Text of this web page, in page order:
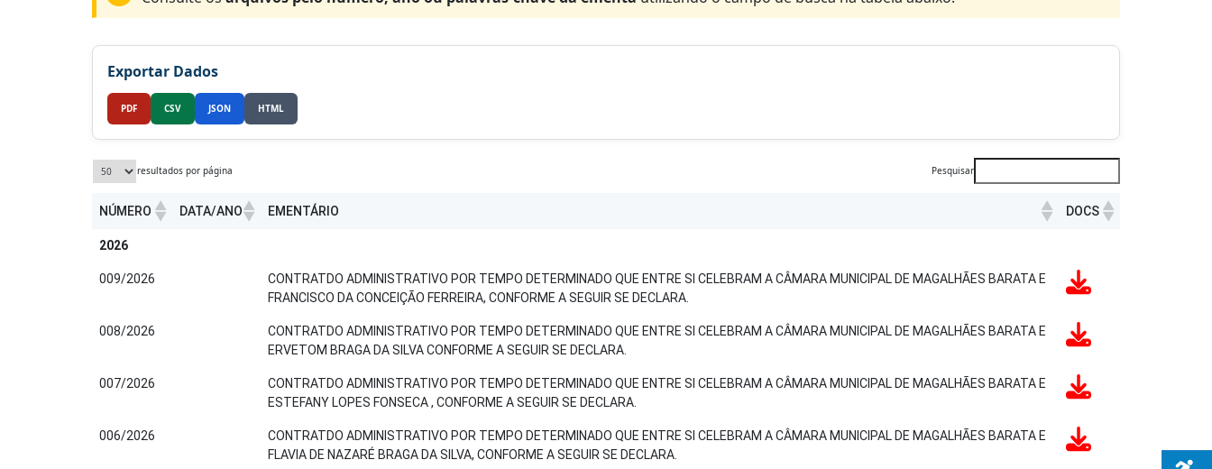
Exportar Dados
PDF CSV JSON HTML
resultados por página Pesquisar
NÚMERO DATA/ANO EMENTÁRIO
DOCS
NÚMERO
2026
009/2026
CONTRATDO ADMINISTRATIVO POR TEMPO DETERMINADO QUE ENTRE SI CELEBRAM A CÂMARA MUNICIPAL DE MAGALHÃES BARATA E
FRANCISCO DA CONCEIÇÃO FERREIRA, CONFORME A SEGUIR SE DECLARA.
008/2026
CONTRATDO ADMINISTRATIVO POR TEMPO DETERMINADO QUE ENTRE SI CELEBRAM A CÂMARA MUNICIPAL DE MAGALHÃES BARATA E
ERVETOM BRAGA DA SILVA CONFORME A SEGUIR SE DECLARA.
007/2026
CONTRATDO ADMINISTRATIVO POR TEMPO DETERMINADO QUE ENTRE SI CELEBRAM A CÂMARA MUNICIPAL DE MAGALHÃES BARATA E
ESTEFANY LOPES FONSECA , CONFORME A SEGUIR SE DECLARA.
006/2026
CONTRATDO ADMINISTRATIVO POR TEMPO DETERMINADO QUE ENTRE SI CELEBRAM A CÂMARA MUNICIPAL DE MAGALHÃES BARATA E
FLAVIA DE NAZARÉ BRAGA DA SILVA, CONFORME A SEGUIR SE DECLARA.